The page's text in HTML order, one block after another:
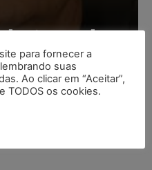
taxa de
2026
com conteúdo
para fornecer a
suas
Ao clicar em “Aceitar”,
TODOS os cookies.